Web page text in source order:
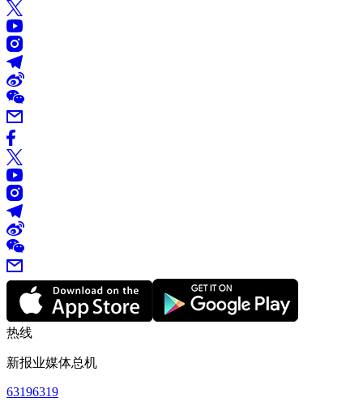
热线
新报业媒体总机
63196319